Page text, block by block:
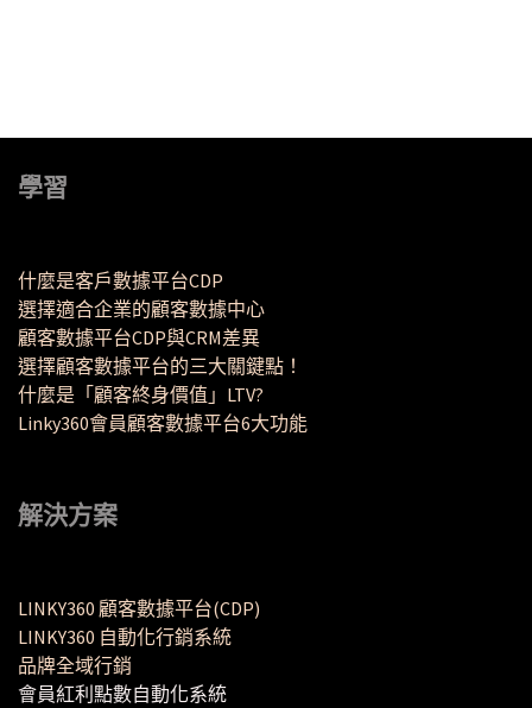
學習
什麼是客戶數據平台CDP
選擇適合企業的顧客數據中心
顧客數據平台CDP與CRM差異
選擇顧客數據平台的三大關鍵點！
什麼是「顧客終身價值」LTV?
Linky360會員顧客數據平台6大功能
解決方案
LINKY360 顧客數據平台(CDP)
LINKY360 自動化行銷系統
品牌全域行銷
會員紅利點數自動化系統